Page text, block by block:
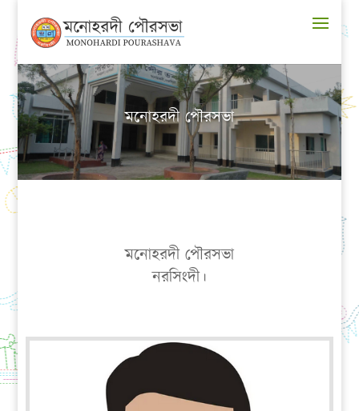
মনোহরদী পৌরসভা
মনোহরদী পৌরসভা
নরসিংদী।